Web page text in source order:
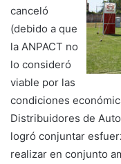
canceló
(debido a que
la ANPACT no
lo consideró
viable por las
condiciones
Distribuidores de
logró conjuntar
realizar en conjunto